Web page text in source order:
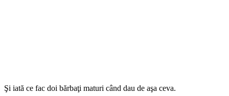
Şi iată ce fac doi bărbaţi maturi când dau de aşa ceva.